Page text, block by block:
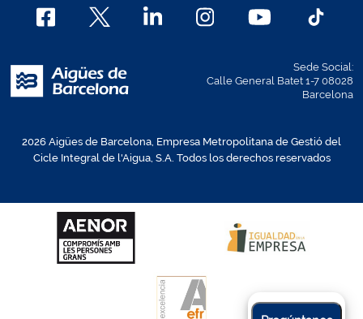
Sede Social:
Calle General Batet 1-7 08028
Barcelona
2026 Aigües de Barcelona, Empresa Metropolitana de Gestió del
Cicle Integral de l'Aigua, S.A. Todos los derechos reservados